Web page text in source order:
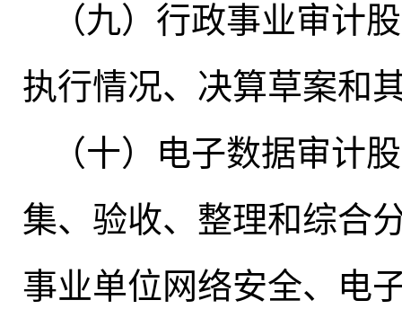
（九）行政事业审计股
执行情况、决算草案和
（十）电子数据审计股
集、验收、整理和综合
事业单位网络安全、电